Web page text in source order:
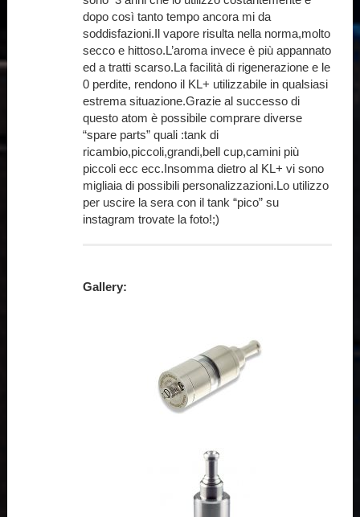
dopo così tanto tempo ancora mi da
soddisfazioni.Il vapore risulta nella norma,molto
secco e hittoso.L’aroma invece è più appannato
ed a tratti scarso.La facilità di rigenerazione e le
0 perdite, rendono il KL+ utilizzabile in qualsiasi
estrema situazione.Grazie al successo di
questo atom è possibile comprare diverse
“spare parts” quali :tank di
ricambio,piccoli,grandi,bell cup,camini più
piccoli ecc ecc.Insomma dietro al KL+ vi sono
migliaia di possibili personalizzazioni.Lo utilizzo
per uscire la sera con il tank “pico” su
instagram trovate la foto!;)
Gallery: